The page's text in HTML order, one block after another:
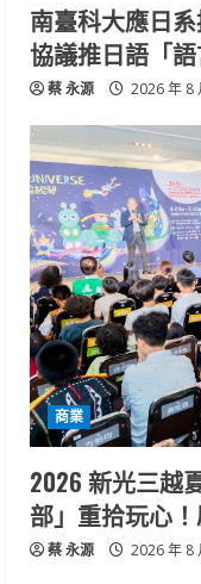
南臺科大應日
協議推日語「語
蔡 永源 2026 年 8
商業
2026 新光三越
部」重拾玩心
蔡 永源 2026 年 8